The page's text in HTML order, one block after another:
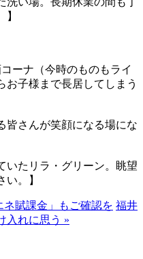
ーナ（今時のものもライ
お子様まで長居してしまう
皆さんが笑顔になる場にな
いたリラ・グリーン。眺望
。】
賦課金」もご確認を 福井
入れに思う »